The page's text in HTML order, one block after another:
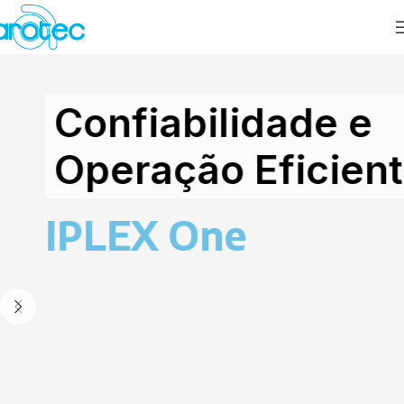
Confiabilidade e
Operação Eficiente
IPLEX One​
Reúne imagem de